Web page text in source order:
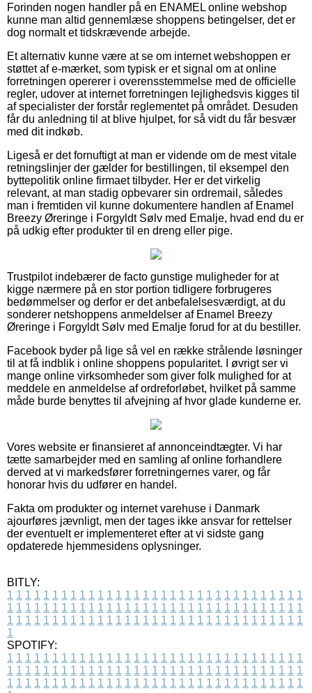
Forinden nogen handler på en ENAMEL online webshop
kunne man altid gennemlæse shoppens betingelser, det er
dog normalt et tidskrævende arbejde.
Et alternativ kunne være at se om internet webshoppen er
støttet af e-mærket, som typisk er et signal om at online
forretningen opererer i overensstemmelse med de officielle
regler, udover at internet forretningen lejlighedsvis kigges til
af specialister der forstår reglementet på området. Desuden
får du anledning til at blive hjulpet, for så vidt du får besvær
med dit indkøb.
Ligeså er det fornuftigt at man er vidende om de mest vitale
retningslinjer der gælder for bestillingen, til eksempel den
byttepolitik online firmaet tilbyder. Her er det virkelig
relevant, at man stadig opbevarer sin ordremail, således
man i fremtiden vil kunne dokumentere handlen af Enamel
Breezy Øreringe i Forgyldt Sølv med Emalje, hvad end du er
på udkig efter produkter til en dreng eller pige.
Trustpilot indebærer de facto gunstige muligheder for at
kigge nærmere på en stor portion tidligere forbrugeres
bedømmelser og derfor er det anbefalelsesværdigt, at du
sonderer netshoppens anmeldelser af Enamel Breezy
Øreringe i Forgyldt Sølv med Emalje forud for at du bestiller.
Facebook byder på lige så vel en række strålende løsninger
til at få indblik i online shoppens popularitet. I øvrigt ser vi
mange online virksomheder som giver folk mulighed for at
meddele en anmeldelse af ordreforløbet, hvilket på samme
måde burde benyttes til afvejning af hvor glade kunderne er.
Vores website er finansieret af annonceindtægter. Vi har
tætte samarbejder med en samling af online forhandlere
derved at vi markedsfører forretningernes varer, og får
honorar hvis du udfører en handel.
Fakta om produkter og internet varehuse i Danmark
ajourføres jævnligt, men der tages ikke ansvar for rettelser
der eventuelt er implementeret efter at vi sidste gang
opdaterede hjemmesidens oplysninger.
BITLY:
1 1 1 1 1 1 1 1 1 1 1 1 1 1 1 1 1 1 1 1 1 1 1 1 1 1 1 1 1 1 1 1 1
1 1 1 1 1 1 1 1 1 1 1 1 1 1 1 1 1 1 1 1 1 1 1 1 1 1 1 1 1 1 1 1 1
1 1 1 1 1 1 1 1 1 1 1 1 1 1 1 1 1 1 1 1 1 1 1 1 1 1 1 1 1 1 1 1 1
1
SPOTIFY:
1 1 1 1 1 1 1 1 1 1 1 1 1 1 1 1 1 1 1 1 1 1 1 1 1 1 1 1 1 1 1 1 1
1 1 1 1 1 1 1 1 1 1 1 1 1 1 1 1 1 1 1 1 1 1 1 1 1 1 1 1 1 1 1 1 1
1 1 1 1 1 1 1 1 1 1 1 1 1 1 1 1 1 1 1 1 1 1 1 1 1 1 1 1 1 1 1 1 1